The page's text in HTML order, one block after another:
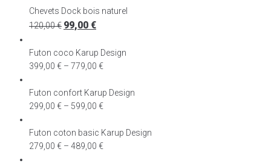
Chevets Dock bois naturel
120,00€ 99,00 €
Futon coco Karup Design
399,00 € – 779,00 €
Futon confort Karup Design
299,00 € – 599,00 €
Futon coton basic Karup Design
279,00 € – 489,00 €